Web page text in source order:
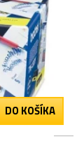
DO KOŠÍKA